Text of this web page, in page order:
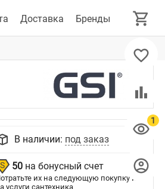
Доставка Бренды
В наличии: под заказ
50 на бонусный счет
их на следующую покупку или
услуги сантехника